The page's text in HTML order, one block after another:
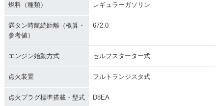
燃料（種類） レギュラーガソリン
満タン時航続距離（概算・
参考値）
672.0
エンジン始動方式 セルフスターター式
点火装置 フルトランジスタ式
点火プラグ標準搭載・型式 D8EA